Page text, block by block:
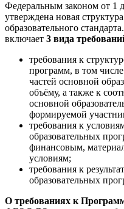
Федеральным законом от 1
утверждена новая
образовательного
включает 3 вида
требования к
программ, в том
частей основной
объёму, а также к
основной
формируемой
требования к
образовательных
финансовым,
условиям;
требования к
образовательных
О требованиях к